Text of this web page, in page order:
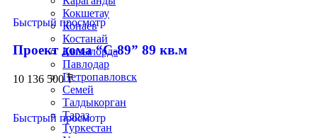
Кокшетау
Конаев
Костанай
Кызылорда
Павлодар
Петропавловск
Семей
Талдыкорган
Тараз
Туркестан
Быстрый просмотр
Проект дома “С-89” 89 кв.м
10 136 500₸
Быстрый просмотр